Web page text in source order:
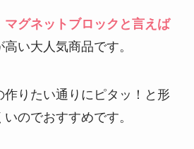
マグネットブロックと言えば
い大人気商品です。
りたい通りにピタッ！と形
のでおすすめです。